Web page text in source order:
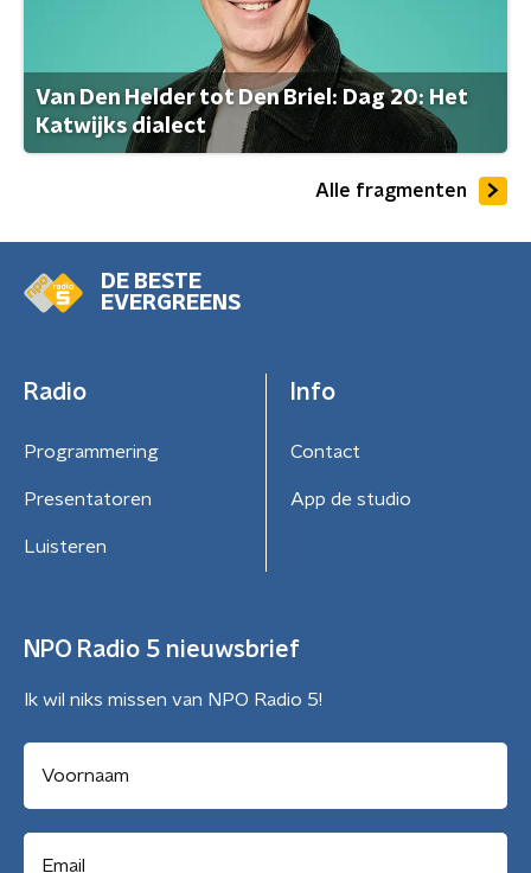
Van Den Helder tot Den Briel: Dag 20: Het
Katwijks dialect
Alle fragmenten
DE BESTE
EVERGREENS
Radio
Programmering
Presentatoren
Luisteren
Info
Contact
App de studio
NPO Radio 5 nieuwsbrief
Ik wil niks missen van NPO Radio 5!